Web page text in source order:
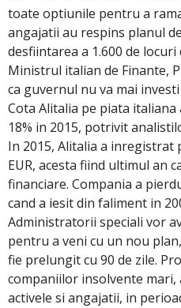
toate optiunile pentru a
angajatii au respins planul
desfiintarea a 1.600 de locuri
Ministrul italian de Finante,
ca guvernul nu va mai
Cota Alitalia pe piata italiana
18% in 2015, potrivit
In 2015, Alitalia a inregistrat
EUR, acesta fiind ultimul an
financiare. Compania a
cand a iesit din faliment in
Administratorii speciali vor
pentru a veni cu un nou
fie prelungit cu 90 de zile.
companiilor insolvente
activele si angajatii, in